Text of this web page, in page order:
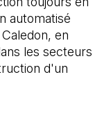
automatisé
en
les secteurs
d'un